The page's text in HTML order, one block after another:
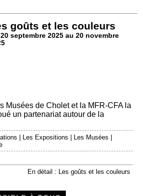
goûts et les couleurs
septembre 2025 au 20 novembre
Musées de Cholet et la MFR-CFA la
un partenariat autour de la
Les Expositions Les Musées
En détail : Les goûts et les couleurs